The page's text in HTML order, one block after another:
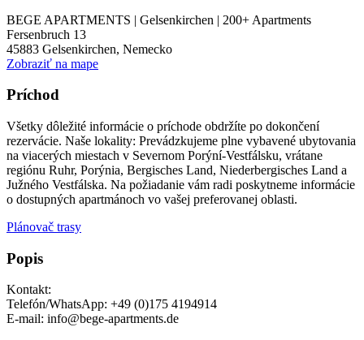
BEGE APARTMENTS | Gelsenkirchen | 200+ Apartments
Fersenbruch 13
45883 Gelsenkirchen, Nemecko
Zobraziť na mape
Príchod
Všetky dôležité informácie o príchode obdržíte po dokončení
rezervácie. Naše lokality: Prevádzkujeme plne vybavené ubytovania
na viacerých miestach v Severnom Porýní-Vestfálsku, vrátane
regiónu Ruhr, Porýnia, Bergisches Land, Niederbergisches Land a
Južného Vestfálska. Na požiadanie vám radi poskytneme informácie
o dostupných apartmánoch vo vašej preferovanej oblasti.
Plánovač trasy
Popis
Kontakt:
Telefón/WhatsApp: +49 (0)175 4194914
E-mail: info@bege-apartments.de